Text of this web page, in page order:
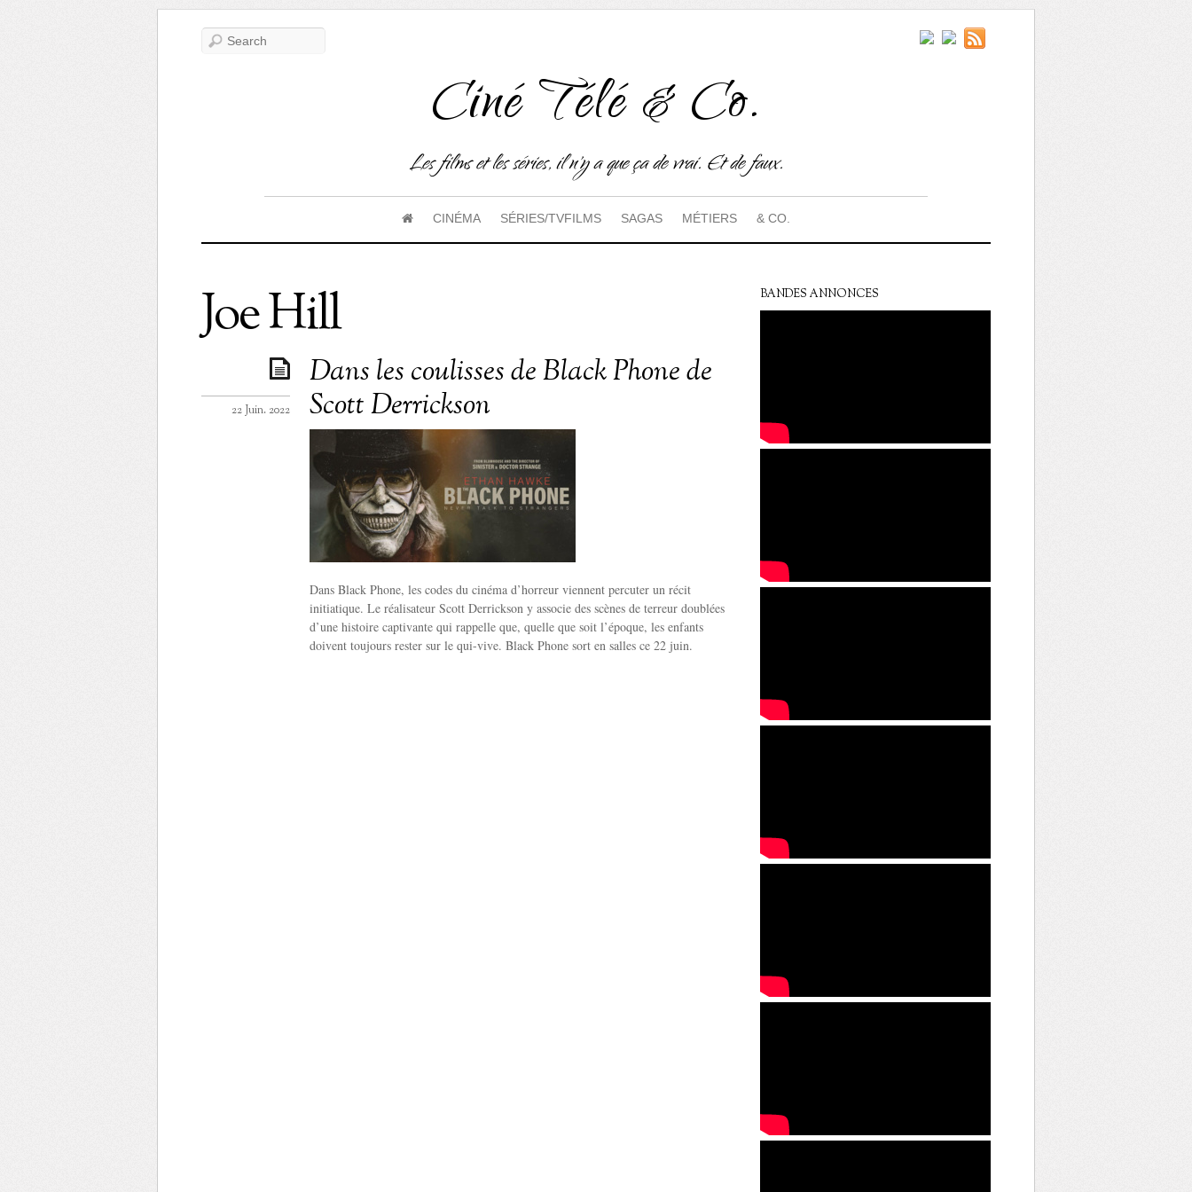
Ciné Télé & Co.
Les films et les séries, il n'y a que ça de vrai. Et de faux.
CINÉMA SÉRIES/TVFILMS SAGAS MÉTIERS & CO.
Joe Hill
Dans les coulisses de Black Phone de
Scott Derrickson
22 Juin. 2022
Dans Black Phone, les codes du cinéma d’horreur viennent percuter un récit
initiatique. Le réalisateur Scott Derrickson y associe des scènes de terreur doublées
d’une histoire captivante qui rappelle que, quelle que soit l’époque, les enfants
doivent toujours rester sur le qui-vive. Black Phone sort en salles ce 22 juin.
BANDES ANNONCES